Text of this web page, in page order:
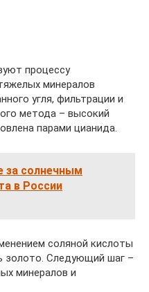
процессу
минералов
угля, фильтрации и
метода – высокий
парами цианида.
за солнечным
в России
соляной кислоты
золото. Следующий шаг –
минералов и